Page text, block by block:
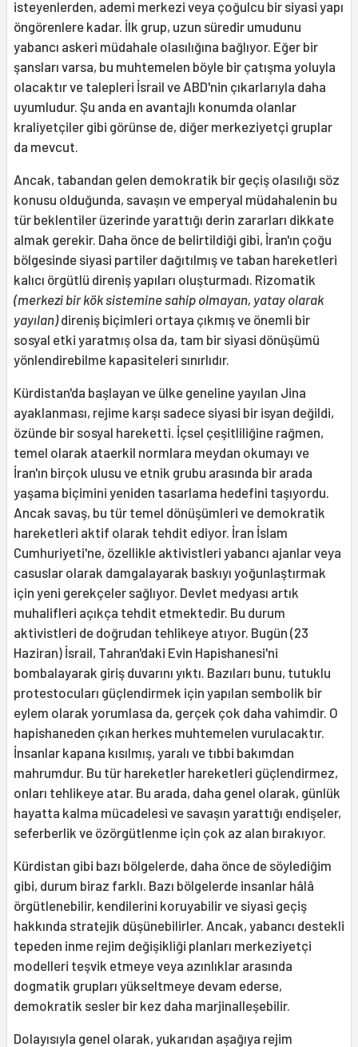
isteyenlerden, ademi merkezi veya çoğulcu bir siyasi yapı
öngörenlere kadar. İlk grup, uzun süredir umudunu
yabancı askeri müdahale olasılığına bağlıyor. Eğer bir
şansları varsa, bu muhtemelen böyle bir çatışma yoluyla
olacaktır ve talepleri İsrail ve ABD'nin çıkarlarıyla daha
uyumludur. Şu anda en avantajlı konumda olanlar
kraliyetçiler gibi görünse de, diğer merkeziyetçi gruplar
da mevcut.
Ancak, tabandan gelen demokratik bir geçiş olasılığı söz
konusu olduğunda, savaşın ve emperyal müdahalenin bu
tür beklentiler üzerinde yarattığı derin zararları dikkate
almak gerekir. Daha önce de belirtildiği gibi, İran'ın çoğu
bölgesinde siyasi partiler dağıtılmış ve taban hareketleri
kalıcı örgütlü direniş yapıları oluşturmadı. Rizomatik
(merkezi bir kök sistemine sahip olmayan, yatay olarak
yayılan) direniş biçimleri ortaya çıkmış ve önemli bir
sosyal etki yaratmış olsa da, tam bir siyasi dönüşümü
yönlendirebilme kapasiteleri sınırlıdır.
Kürdistan'da başlayan ve ülke geneline yayılan Jina
ayaklanması, rejime karşı sadece siyasi bir isyan değildi,
özünde bir sosyal hareketti. İçsel çeşitliliğine rağmen,
temel olarak ataerkil normlara meydan okumayı ve
İran'ın birçok ulusu ve etnik grubu arasında bir arada
yaşama biçimini yeniden tasarlama hedefini taşıyordu.
Ancak savaş, bu tür temel dönüşümleri ve demokratik
hareketleri aktif olarak tehdit ediyor. İran İslam
Cumhuriyeti'ne, özellikle aktivistleri yabancı ajanlar veya
casuslar olarak damgalayarak baskıyı yoğunlaştırmak
için yeni gerekçeler sağlıyor. Devlet medyası artık
muhalifleri açıkça tehdit etmektedir. Bu durum
aktivistleri de doğrudan tehlikeye atıyor. Bugün (23
Haziran) İsrail, Tahran'daki Evin Hapishanesi'ni
bombalayarak giriş duvarını yıktı. Bazıları bunu, tutuklu
protestocuları güçlendirmek için yapılan sembolik bir
eylem olarak yorumlasa da, gerçek çok daha vahimdir. O
hapishaneden çıkan herkes muhtemelen vurulacaktır.
İnsanlar kapana kısılmış, yaralı ve tıbbi bakımdan
mahrumdur. Bu tür hareketler hareketleri güçlendirmez,
onları tehlikeye atar. Bu arada, daha genel olarak, günlük
hayatta kalma mücadelesi ve savaşın yarattığı endişeler,
seferberlik ve özörgütlenme için çok az alan bırakıyor.
Kürdistan gibi bazı bölgelerde, daha önce de söylediğim
gibi, durum biraz farklı. Bazı bölgelerde insanlar hâlâ
örgütlenebilir, kendilerini koruyabilir ve siyasi geçiş
hakkında stratejik düşünebilirler. Ancak, yabancı destekli
tepeden inme rejim değişikliği planları merkeziyetçi
modelleri teşvik etmeye veya azınlıklar arasında
dogmatik grupları yükseltmeye devam ederse,
demokratik sesler bir kez daha marjinalleşebilir.
Dolayısıyla genel olarak, yukarıdan aşağıya rejim